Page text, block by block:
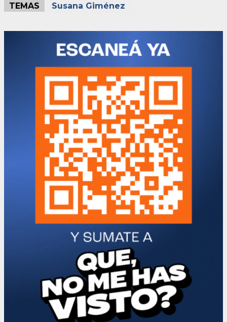
TEMAS Susana Giménez